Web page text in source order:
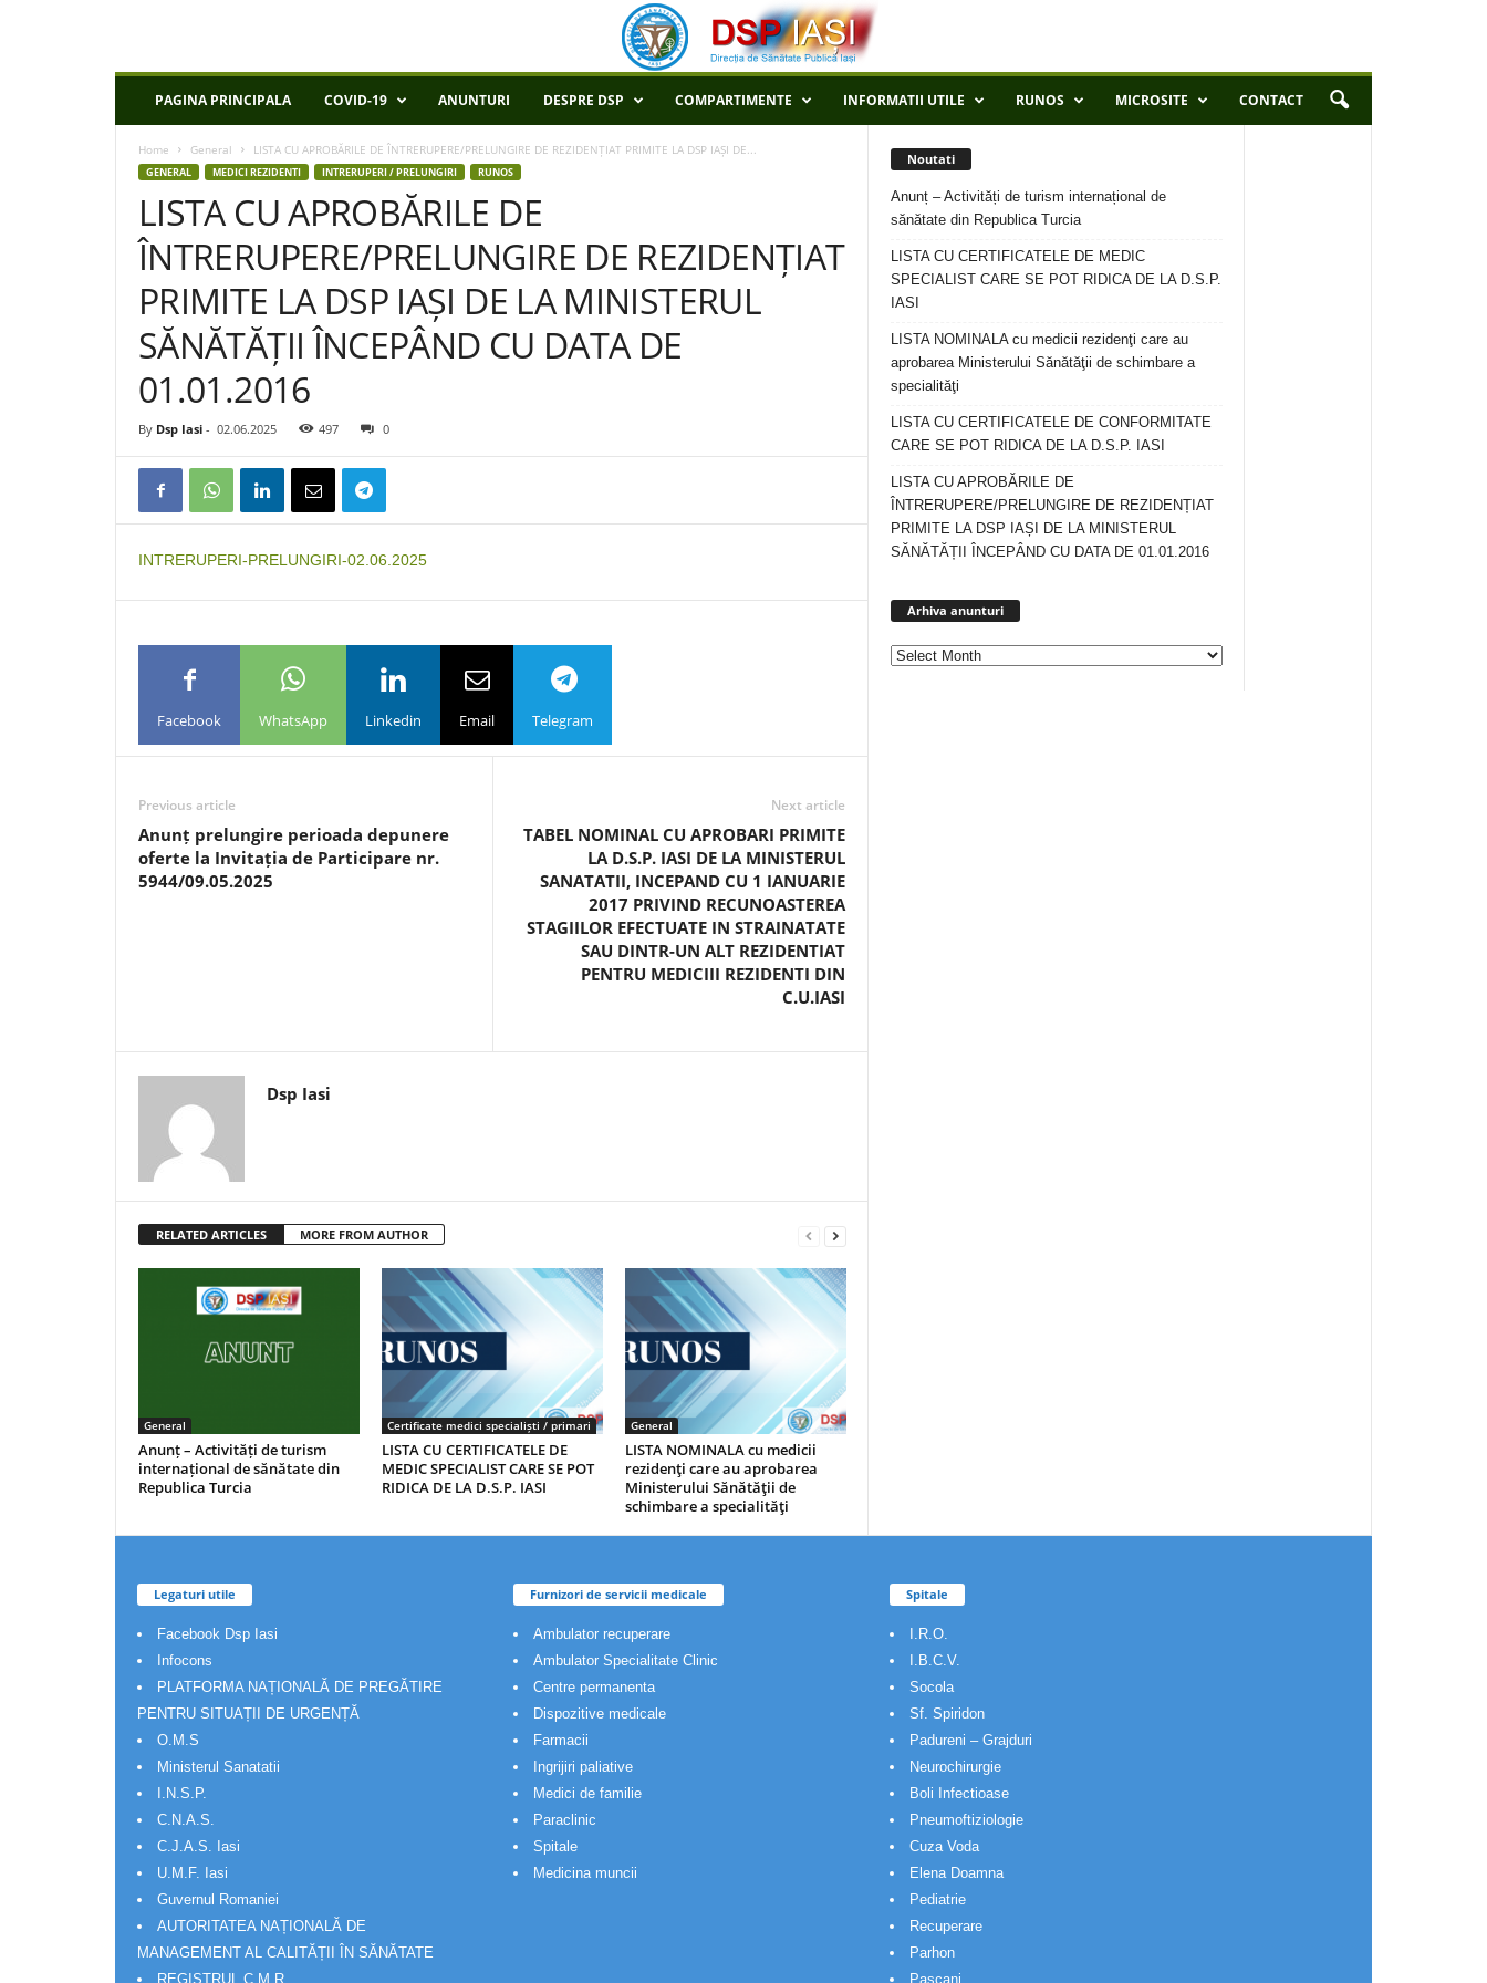
P
PAGINA PRINCIPALA COVID-19 ANUNTURI DESPRE DSP COMPARTIMENTE INFORMATII UTILE RUNOS MICROSITE CONTACT
Home General LISTA CU APROBĂRILE DE ÎNTRERUPERE/PRELUNGIRE DE REZIDENȚIAT PRIMITE LA DSP IAȘI DE...
GENERAL MEDICI REZIDENTI INTRERUPERI / PRELUNGIRI RUNOS
LISTA CU APROBĂRILE DE
ÎNTRERUPERE/PRELUNGIRE DE REZIDENȚIAT
PRIMITE LA DSP IAȘI DE LA MINISTERUL
SĂNĂTĂȚII ÎNCEPÂND CU DATA DE
01.01.2016
By Dsp Iasi - 02.06.2025 497 0
INTRERUPERI-PRELUNGIRI-02.06.2025
Facebook WhatsApp Linkedin Email Telegram
Previous article
Anunț prelungire perioada depunere
oferte la Invitația de Participare nr.
5944/09.05.2025
Next article
TABEL NOMINAL CU APROBARI PRIMITE
LA D.S.P. IASI DE LA MINISTERUL
SANATATII, INCEPAND CU 1 IANUARIE
2017 PRIVIND RECUNOASTEREA
STAGIILOR EFECTUATE IN STRAINATATE
SAU DINTR-UN ALT REZIDENTIAT
PENTRU MEDICIII REZIDENTI DIN
C.U.IASI
Dsp Iasi
RELATED ARTICLES MORE FROM AUTHOR
General
Anunț – Activități de turism
internațional de sănătate din
Republica Turcia
Certificate medici specialiști / primari
LISTA CU CERTIFICATELE DE
MEDIC SPECIALIST CARE SE POT
RIDICA DE LA D.S.P. IASI
General
LISTA NOMINALA cu medicii
rezidenţi care au aprobarea
Ministerului Sănătăţii de
schimbare a specialităţi
Noutati
Anunț – Activități de turism internațional de
sănătate din Republica Turcia
LISTA CU CERTIFICATELE DE MEDIC
SPECIALIST CARE SE POT RIDICA DE LA D.S.P.
IASI
LISTA NOMINALA cu medicii rezidenţi care au
aprobarea Ministerului Sănătăţii de schimbare a
specialităţi
LISTA CU CERTIFICATELE DE CONFORMITATE
CARE SE POT RIDICA DE LA D.S.P. IASI
LISTA CU APROBĂRILE DE
ÎNTRERUPERE/PRELUNGIRE DE REZIDENȚIAT
PRIMITE LA DSP IAȘI DE LA MINISTERUL
SĂNĂTĂȚII ÎNCEPÂND CU DATA DE 01.01.2016
Arhiva anunturi
Legaturi utile
Facebook Dsp Iasi
Infocons
PLATFORMA NAȚIONALĂ DE PREGĂTIRE
PENTRU SITUAȚII DE URGENȚĂ
O.M.S
Ministerul Sanatatii
I.N.S.P.
C.N.A.S.
C.J.A.S. Iasi
U.M.F. Iasi
Guvernul Romaniei
AUTORITATEA NAȚIONALĂ DE
MANAGEMENT AL CALITĂȚII ÎN SĂNĂTATE
REGISTRUL C.M.R.
Furnizori de servicii medicale
Ambulator recuperare
Ambulator Specialitate Clinic
Centre permanenta
Dispozitive medicale
Farmacii
Ingrijiri paliative
Medici de familie
Paraclinic
Spitale
Medicina muncii
Spitale
I.R.O.
I.B.C.V.
Socola
Sf. Spiridon
Padureni – Grajduri
Neurochirurgie
Boli Infectioase
Pneumoftiziologie
Cuza Voda
Elena Doamna
Pediatrie
Recuperare
Parhon
Pascani